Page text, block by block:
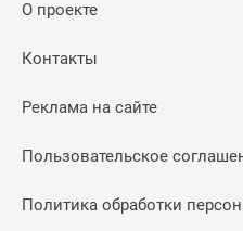
О проекте
Контакты
Реклама на сайте
Пользовательское
Политика обработки